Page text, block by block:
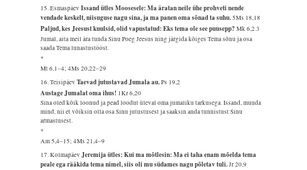
15. EsmaspäevIssand ütles Moosesele: Ma äratan neile ühe prohveti nende
vendade keskelt, niisuguse nagu sina, ja ma panen oma sõnad ta suhu.5Ms 18,18
Paljud, kes Jeesust kuulsid, olid vapustatud: Eks tema ole see puusepp?Mk 6,2.3
Jumal, aita meil ära tunda Sinu Poeg Jeesus ning järgida kõiges Tema sõnu ja osa
saada Tema lunastustööst.
*
Mt 6,1–4; 4Ms 20,22–29
16. TeisipäevTaevad jutustavad Jumala au.Ps 19,2
Austage Jumalat oma ihus! 1Kr 6,20
Sina oled kõik loonud ja pead loodut üleval oma jumaliku tarkusega. Issand, muuda
mind, nii et võiksin olla osa Sinu jutustusest ja saaksin anda tunnistust Sinu
armastusest.
*
Am 5,4–15; 4Ms 21,4–9
17. KolmapäevJeremija ütles: Kui ma mõtlesin: Ma ei taha enam mõelda tema
peale ega rääkida tema nimel, siis oli mu südames nagu põletav tuli.Jr 20,9